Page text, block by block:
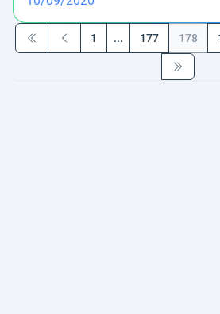
Première page
Précédent
1 ... 177 178
Dernière